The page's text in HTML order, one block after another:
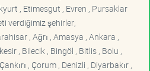
, Etimesgut , Evren , Pursaklar
verdiğimiz şehirler;
, Ağrı , Amasya , Ankara ,
, Bilecik , Bingöl , Bitlis , Bolu ,
, Çorum , Denizli , Diyarbakır ,